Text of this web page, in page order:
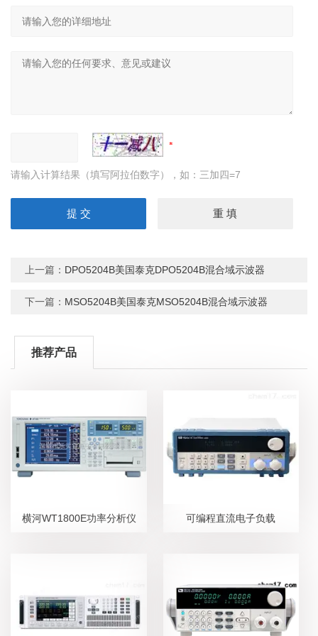
请输入计算结果（填写阿拉伯数字），如：三加四=7
上一篇： DPO5204B美国泰克DPO5204B混合域示波器
下一篇： MSO5204B美国泰克MSO5204B混合域示波器
推荐产品
横河WT1800E功率分析仪 可编程直流电子负载